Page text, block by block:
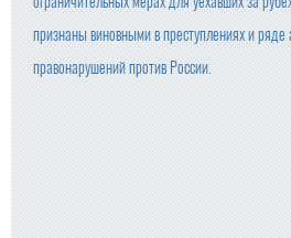
признаны виновными в преступлениях и
правонарушений против России.